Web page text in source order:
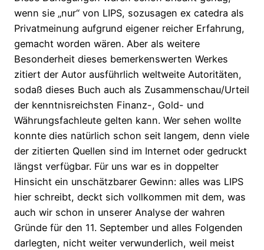
wenn sie „nur“ von LIPS, sozusagen ex catedra als
Privatmeinung aufgrund eigener reicher Erfahrung,
gemacht worden wären. Aber als weitere
Besonderheit dieses bemerkenswerten Werkes
zitiert der Autor ausführlich weltweite Autoritäten,
sodaß dieses Buch auch als Zusammenschau/Urteil
der kenntnisreichsten Finanz-, Gold- und
Währungsfachleute gelten kann. Wer sehen wollte
konnte dies natürlich schon seit langem, denn viele
der zitierten Quellen sind im Internet oder gedruckt
längst verfügbar. Für uns war es in doppelter
Hinsicht ein unschätzbarer Gewinn: alles was LIPS
hier schreibt, deckt sich vollkommen mit dem, was
auch wir schon in unserer Analyse der wahren
Gründe für den 11. September und alles Folgenden
darlegten, nicht weiter verwunderlich, weil meist